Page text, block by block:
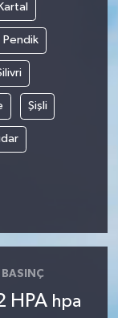
Kartal
Pendik
Şişli
BASINÇ
HPA hpa